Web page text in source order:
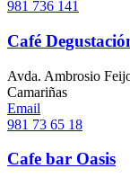
981 736 141
Café
Avda. Ambrosio
Camariñas
Email
981 73 65 18
Cafe bar Oasis